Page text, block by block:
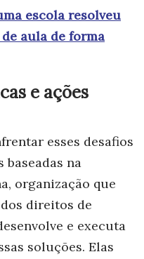
escola resolveu
aula de forma
e ações
esses desafios
baseadas na
organização que
direitos de
e executa
soluções. Elas